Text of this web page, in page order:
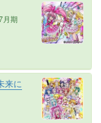
月期
来に